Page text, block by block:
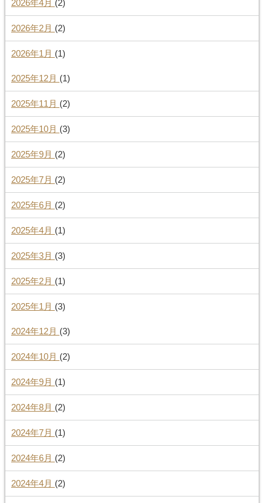
2026年4月 (2)
2026年2月 (2)
2026年1月 (1)
2025年12月 (1)
2025年11月 (2)
2025年10月 (3)
2025年9月 (2)
2025年7月 (2)
2025年6月 (2)
2025年4月 (1)
2025年3月 (3)
2025年2月 (1)
2025年1月 (3)
2024年12月 (3)
2024年10月 (2)
2024年9月 (1)
2024年8月 (2)
2024年7月 (1)
2024年6月 (2)
2024年4月 (2)